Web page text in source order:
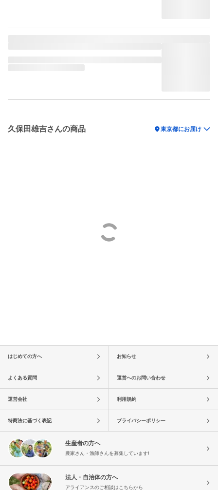
久保田雄吉さんの商品 location_on東京都にお届け
はじめての方へ お知らせ
よくある質問 運営へのお問い合わせ
運営会社 利用規約
特商法に基づく表記 プライバシーポリシー
生産者の方へ
農家さん・漁師さんを募集しています!
法人・自治体の方へ
アライアンスのご相談はこちらから